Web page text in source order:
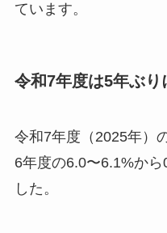
ています。
令和7年度は5年ぶり
令和7年度（2025年）
6年度の6.0〜6.1%か
した。